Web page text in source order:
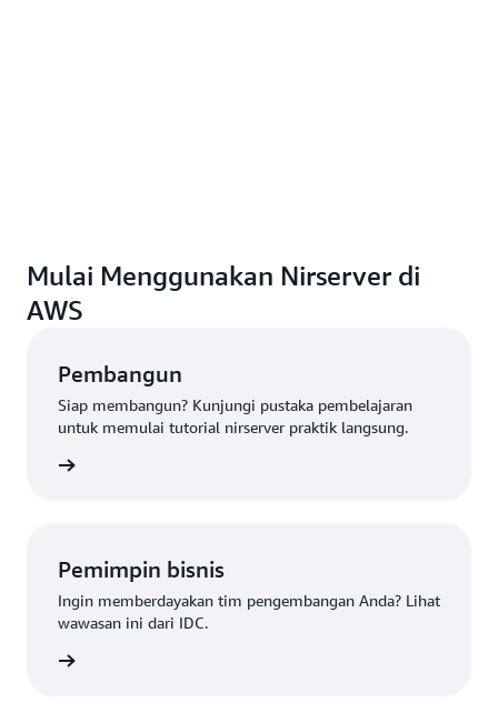
Mulai Menggunakan Nirserver di
AWS
Pembangun
Siap membangun? Kunjungi pustaka pembelajaran
untuk memulai tutorial nirserver praktik langsung.
Pemimpin bisnis
Ingin memberdayakan tim pengembangan Anda? Lihat
wawasan ini dari IDC.